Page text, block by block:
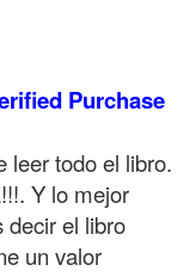
Purchase
leer todo el libro.
Y lo mejor
decir el libro
un valor